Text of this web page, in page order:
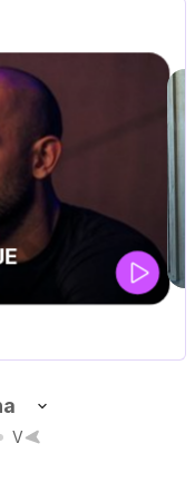
V